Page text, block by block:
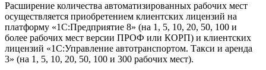
Расширение количества автоматизированных рабочих мест
осуществляется приобретением клиентских лицензий на
платформу «1С:Предприятие 8» (на 1, 5, 10, 20, 50, 100 и
более рабочих мест версии ПРОФ или КОРП) и клиентских
лицензий «1С:Управление автотранспортом. Такси и аренда
3» (на 1, 5, 10, 20, 50, 100 и 300 рабочих мест).